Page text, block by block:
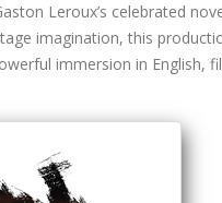
Leroux’s celebrated
imagination, this
immersion in English,